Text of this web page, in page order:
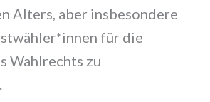
Alters, aber insbesondere
für die
Wahlrechts zu